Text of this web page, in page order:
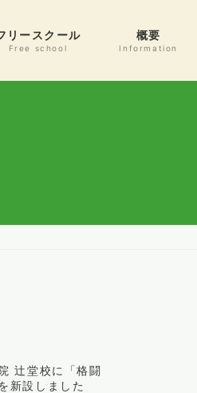
リースクール
Free school
概要
Information
辻堂校に「格闘
新設しました